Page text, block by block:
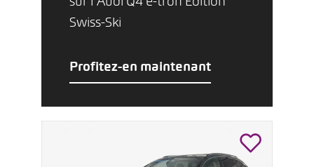
sur l’Audi Q4 e-tron Edition
Swiss-Ski
Profitez-en maintenant